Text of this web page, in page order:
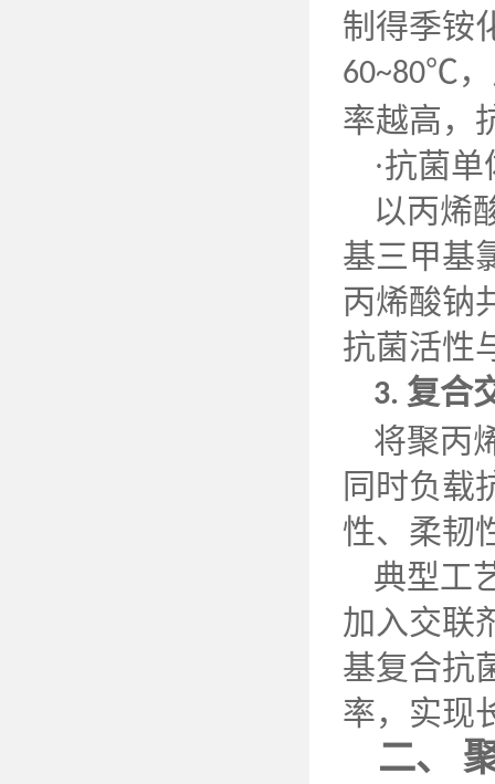
制得季铵
60~80℃，
率越高，
·抗菌
以丙烯
基三甲基
丙烯酸钠
抗菌活性
3. 复合
将聚丙
同时负载
性、柔韧
典型工
加入交联
基复合抗
率，实现
二、